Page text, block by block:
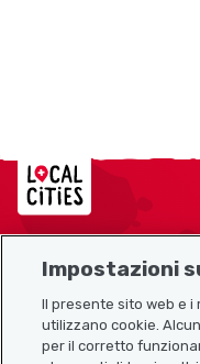
Localcities
Link utili
Impostazioni
Il presente sito web e
utilizzano cookie.
per il corretto